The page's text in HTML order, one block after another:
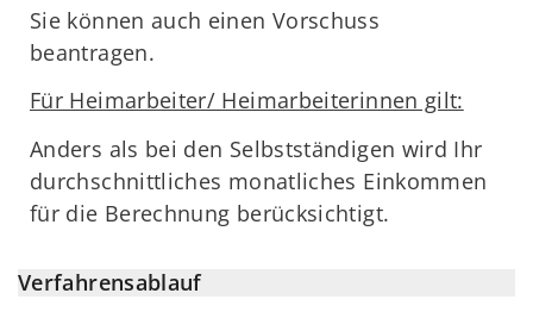
Sie können auch einen Vorschuss
beantragen.
Für Heimarbeiter/ Heimarbeiterinnen gilt:
Anders als bei den Selbstständigen wird Ihr
durchschnittliches monatliches Einkommen
für die Berechnung berücksichtigt.
Verfahrensablauf